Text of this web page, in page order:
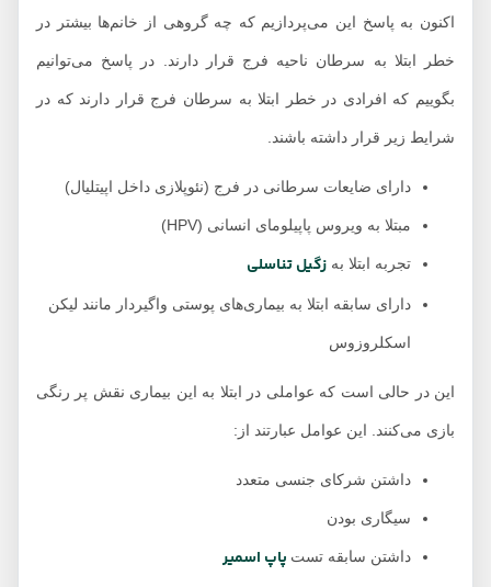
اکنون به پاسخ این می‌پردازیم که چه گروهی از خانم‌ها بیشتر در
خطر ابتلا به سرطان ناحیه فرج قرار دارند. در پاسخ می‌توانیم
بگوییم که افرادی در خطر ابتلا به سرطان فرج قرار دارند که در
شرایط زیر قرار داشته باشند.
دارای ضایعات سرطانی در فرج (نئوپلازی داخل اپیتلیال)
مبتلا به ویروس پاپیلومای انسانی (HPV)
تجربه ابتلا بهزگیل تناسلی
دارای سابقه ابتلا به بیماری‌های پوستی واگیردار مانند لیکن
اسکلروزوس
این در حالی است که عواملی در ابتلا به این بیماری نقش پر رنگی
بازی می‌کنند. این عوامل عبارتند از:
داشتن شرکای جنسی متعدد
سیگاری بودن
داشتن سابقه تست پاپ‌ اسمیر